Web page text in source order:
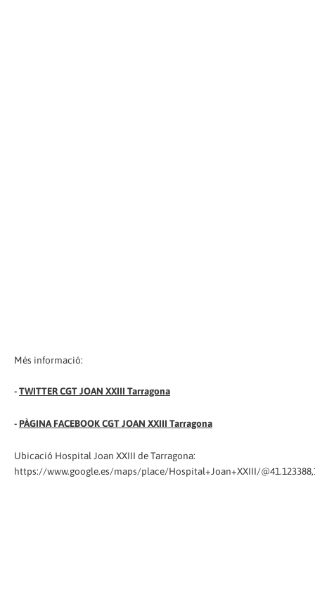
Més informació:
-TWITTER CGT JOAN XXIII Tarragona
- PÀGINA FACEBOOK CGT JOAN XXIII Tarragona
Ubicació Hospital Joan XXIII de Tarragona:
https://www.google.es/maps/place/Hospital+Joan+XXIII/